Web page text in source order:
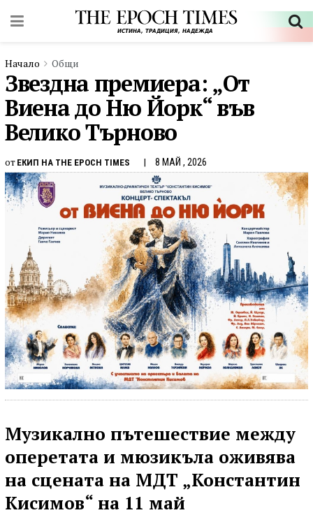
Начало Общи
Звездна премиера: „От
Виена до Ню Йорк“ във
Велико Търново
от ЕКИП НА THE EPOCH TIMES 8 МАЙ , 2026
Музикално пътешествие между
оперетата и мюзикъла оживява
на сцената на МДТ „Константин
Кисимов“ на 11 май